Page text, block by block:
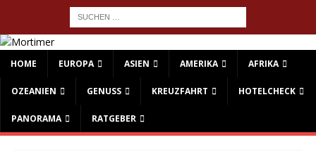
HOME EUROPA ASIEN AMERIKA AFRIKA
OZEANIEN GENUSS KREUZFAHRT HOTELCHECK
PANORAMA RATGEBER